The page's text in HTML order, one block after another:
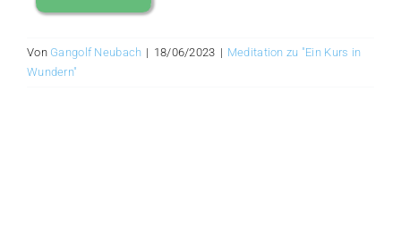
Von Gangolf Neubach | 18/06/2023 | Meditation zu "Ein Kurs in
Wundern"